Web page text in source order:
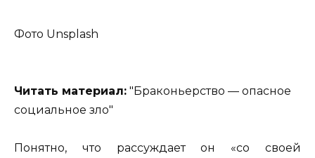
Фото Unsplash
Читать материал: "Браконьерство — опасное
социальное зло"
Понятно, что рассуждает он «со своей